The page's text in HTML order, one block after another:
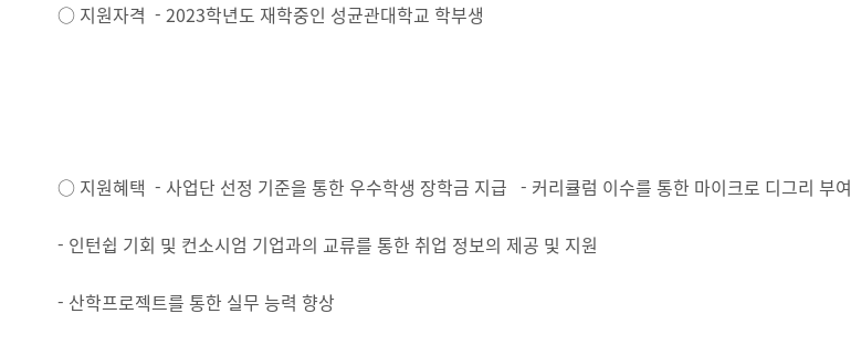
○ 지원자격 - 2023학년도 재학중인 성균관대학교 학부생
○ 지원혜택 - 사업단 선정 기준을 통한 우수학생 장학금 지급 - 커리큘럼 이수를 통한 마이크로 디그리 부여
- 인턴쉽 기회 및 컨소시엄 기업과의 교류를 통한 취업 정보의 제공 및 지원
- 산학프로젝트를 통한 실무 능력 향상